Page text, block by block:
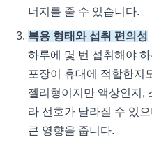
너지를 줄 수 있습니다.
복용 형태와 섭취 편의성
하루에 몇 번 섭취해야
포장이 휴대에 적합한지
젤리형이지만 액상인지,
라 선호가 달라질 수 있
큰 영향을 줍니다.